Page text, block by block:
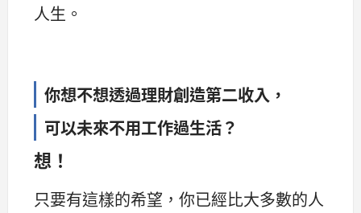
人生。
你想不想透過理財創造第二收入，
可以未來不用工作過生活？
想！
只要有這樣的希望，你已經比大多數的人